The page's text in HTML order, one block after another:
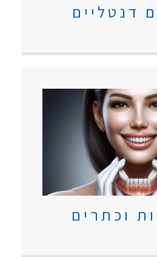
דנטליים
וכתרים